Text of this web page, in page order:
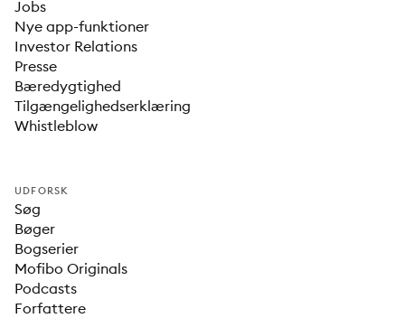
Jobs
Nye app-funktioner
Investor Relations
Presse
Bæredygtighed
Tilgængelighedserklæring
Whistleblow
UDFORSK
Søg
Bøger
Bogserier
Mofibo Originals
Podcasts
Forfattere